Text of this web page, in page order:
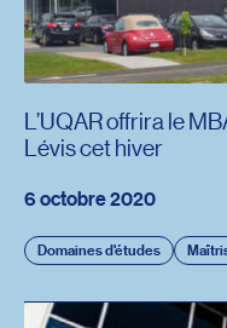
6 octobre 2020
Domaines d'études
L’UQAR offrira le
Lévis cet hiver